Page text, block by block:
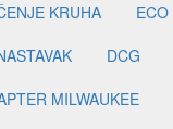
KRUHA ECO
DCG
MILWAUKEE